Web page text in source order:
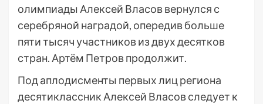
олимпиады Алексей Власов вернулся с
серебряной наградой, опередив больше
пяти тысяч участников из двух десятков
стран. Артём Петров продолжит.
Под аплодисменты первых лиц региона
десятиклассник Алексей Власов следует к